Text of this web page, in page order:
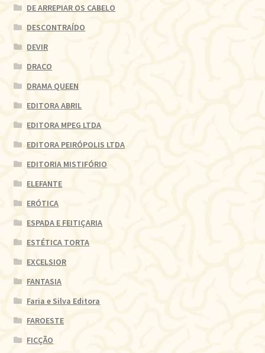
DE ARREPIAR OS CABELO
DESCONTRAÍDO
DEVIR
DRACO
DRAMA QUEEN
EDITORA ABRIL
EDITORA MPEG LTDA
EDITORA PEIRÓPOLIS LTDA
EDITORIA MISTIFÓRIO
ELEFANTE
ERÓTICA
ESPADA E FEITIÇARIA
ESTÉTICA TORTA
EXCELSIOR
FANTASIA
Faria e Silva Editora
FAROESTE
FICÇÃO